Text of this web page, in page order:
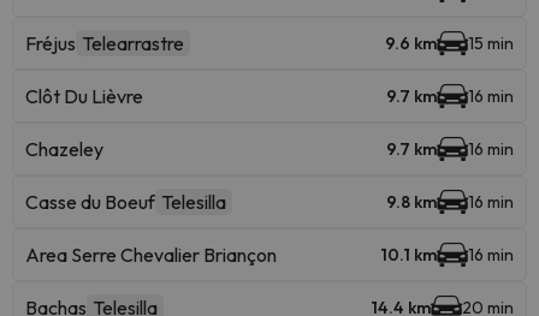
Fréjus Telearrastre 9.6 km 15 min
Clôt Du Lièvre 9.7 km 16 min
Chazeley 9.7 km 16 min
Casse du Boeuf Telesilla 9.8 km 16 min
Area Serre Chevalier Briançon 10.1 km 16 min
Bachas Telesilla 14.4 km 20 min